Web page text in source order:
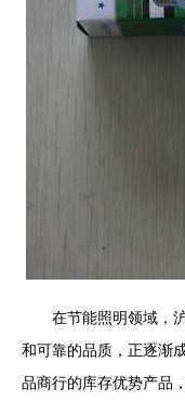
在节能照明领域，
和可靠的品质，正逐渐
品商行的库存优势产品